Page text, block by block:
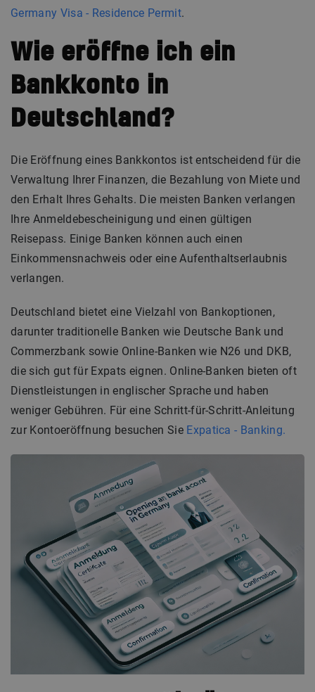
Germany Visa - Residence Permit.
Wie eröffne ich ein
Bankkonto in
Deutschland?
Die Eröffnung eines Bankkontos ist entscheidend für die
Verwaltung Ihrer Finanzen, die Bezahlung von Miete und
den Erhalt Ihres Gehalts. Die meisten Banken verlangen
Ihre Anmeldebescheinigung und einen gültigen
Reisepass. Einige Banken können auch einen
Einkommensnachweis oder eine Aufenthaltserlaubnis
verlangen.
Deutschland bietet eine Vielzahl von Bankoptionen,
darunter traditionelle Banken wie Deutsche Bank und
Commerzbank sowie Online-Banken wie N26 und DKB,
die sich gut für Expats eignen. Online-Banken bieten oft
Dienstleistungen in englischer Sprache und haben
weniger Gebühren. Für eine Schritt-für-Schritt-Anleitung
zur Kontoeröffnung besuchen Sie Expatica - Banking.